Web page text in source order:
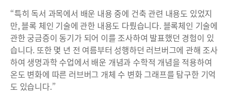
“특히 독서 과목에서 배운 내용 중에 건축 관련 내용도 있었지
만, 블록 체인 기술에 관한 내용도 다뤘습니다. 블록체인 기술에
관한 궁금증이 동기가 되어 이를 조사하여 발표했던 경험이 있
습니다. 또한 몇 년 전 여름부터 성행하던 러브버그에 관해 조사
하여 생명과학 수업에서 배운 개념과 수학적 개념을 적용하여
온도 변화에 따른 러브버그 개체 수 변화 그래프를 탐구한 기억
도 있습니다.”